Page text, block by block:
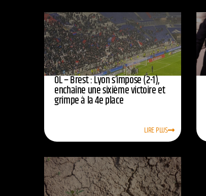
OL – Brest : Lyon s’impose (2-1),
enchaîne une sixième victoire et
grimpe à la 4e place
LIRE PLUS